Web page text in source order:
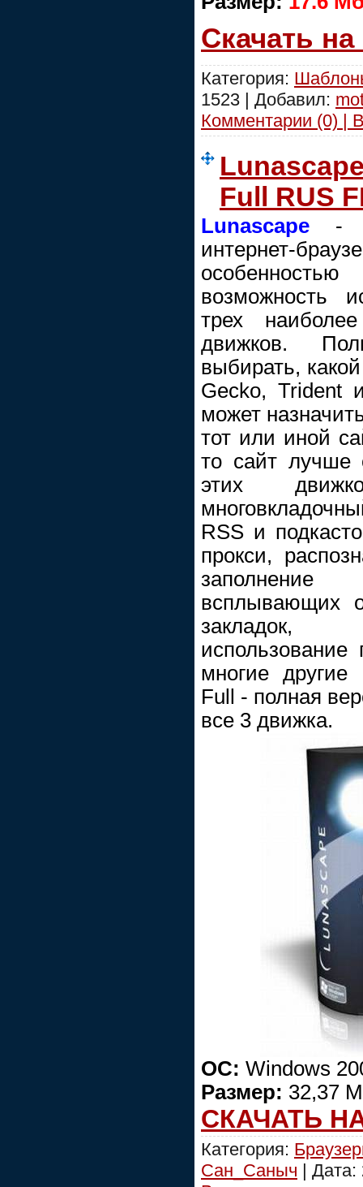
Скачать
Категория:
1523 | Добавил:
Комментарии (0) |
Full RUS
Lunascape -
интернет-
возможность
трех
движков.
выбирать,
Gecko, Trident
может
тот или иной
то сайт лучше
этих
RSS и
прокси,
всплывающих
закладок,
многие другие
Full - полная
все 3 движка.
ОС: Windows
Размер: 32,37
СКАЧАТЬ
Категория:
Сан_Саныч | Дата: